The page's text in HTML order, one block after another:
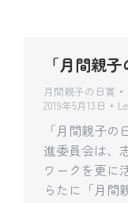
「月間親
月間親子の日賞
2019年5月13日
「月間親子
進委員会は、
ワークを更に
らたに「月間